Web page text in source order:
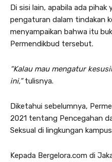
Di sisi lain, apabila ada pihak
pengaturan dalam tindakan
menyampaikan bahwa itu
Permendikbud tersebut.
“Kalau mau mengatur
ini,”tulisnya.
Diketahui sebelumnya,
2021 tentang Pencegahan
Seksual di lingkungan
Kepada Bergelora.com di